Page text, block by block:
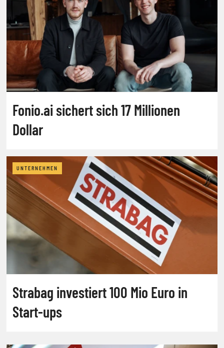
Fonio.ai sichert sich 17 Millionen
Dollar
UNTERNEHMEN
Strabag investiert 100 Mio Euro in
Start-ups